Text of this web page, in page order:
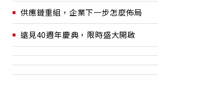
供應鏈重組，企業下一步怎麼佈局
遠見40週年慶典，限時盛大開啟